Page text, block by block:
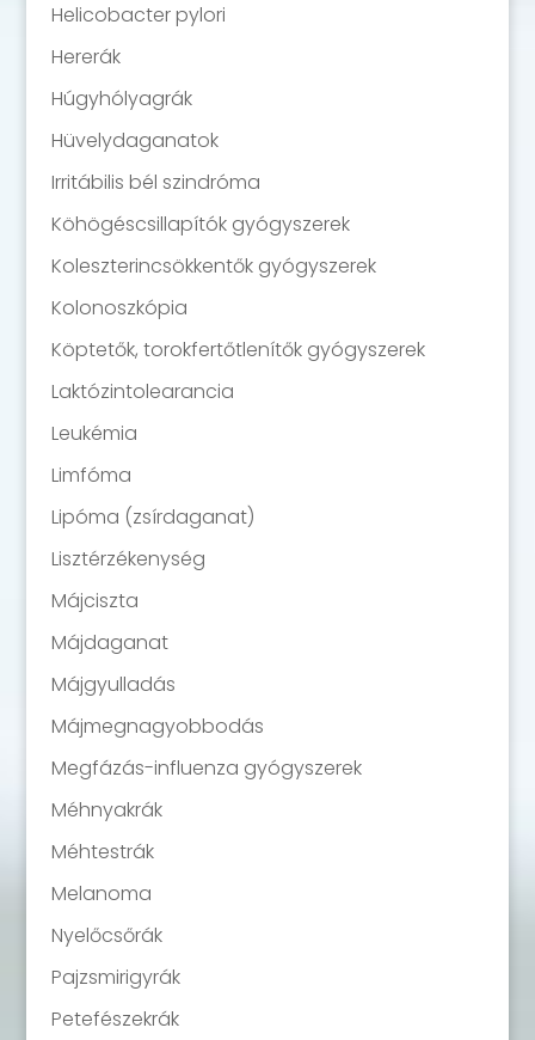
Helicobacter pylori
Hererák
Húgyhólyagrák
Hüvelydaganatok
Irritábilis bél szindróma
Köhögéscsillapítók gyógyszerek
Koleszterincsökkentők gyógyszerek
Kolonoszkópia
Köptetők, torokfertőtlenítők gyógyszerek
Laktózintolearancia
Leukémia
Limfóma
Lipóma (zsírdaganat)
Lisztérzékenység
Májciszta
Májdaganat
Májgyulladás
Májmegnagyobbodás
Megfázás-influenza gyógyszerek
Méhnyakrák
Méhtestrák
Melanoma
Nyelőcsőrák
Pajzsmirigyrák
Petefészekrák